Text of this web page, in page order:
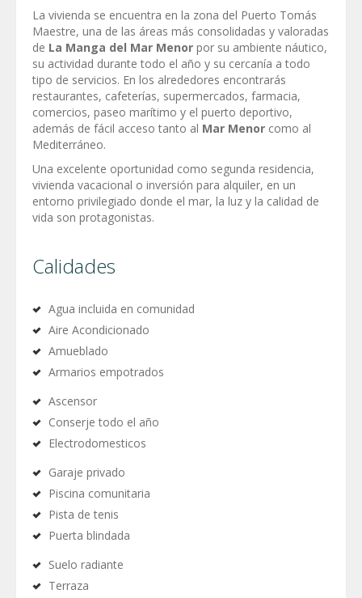
La vivienda se encuentra en la zona del Puerto Tomás
Maestre, una de las áreas más consolidadas y valoradas
de La Manga del Mar Menor por su ambiente náutico,
su actividad durante todo el año y su cercanía a todo
tipo de servicios. En los alrededores encontrarás
restaurantes, cafeterías, supermercados, farmacia,
comercios, paseo marítimo y el puerto deportivo,
además de fácil acceso tanto al Mar Menor como al
Mediterráneo.
Una excelente oportunidad como segunda residencia,
vivienda vacacional o inversión para alquiler, en un
entorno privilegiado donde el mar, la luz y la calidad de
vida son protagonistas.
Calidades
Agua incluida en comunidad
Aire Acondicionado
Amueblado
Armarios empotrados
Ascensor
Conserje todo el año
Electrodomesticos
Garaje privado
Piscina comunitaria
Pista de tenis
Puerta blindada
Suelo radiante
Terraza